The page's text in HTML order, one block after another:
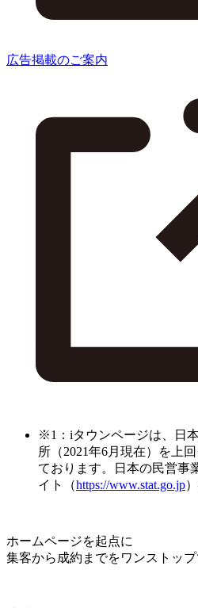
広告掲載のご案内
※1：iタウンページは、日
所（2021年6月現在）を上
ております。日本の民営事
イト（https://www.stat.go.jp
ホームページを起点に
集客から成約までをワンストッ